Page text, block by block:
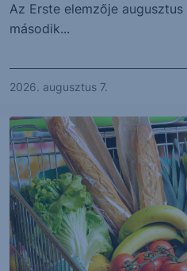
Az Erste elemzője
második...
2026. augusztus 7.